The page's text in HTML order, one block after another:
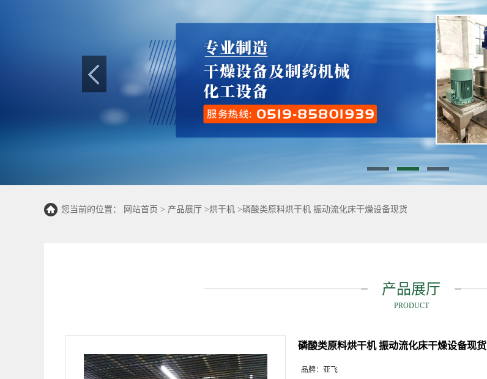
您当前的位置： 网站首页 > 产品展厅 >烘干机 >磷酸类原料烘干机 振动流化床干燥设备现货
产品展厅
PRODUCT
磷酸类原料烘干机 振动流化床干燥设备现货
品牌： 亚飞